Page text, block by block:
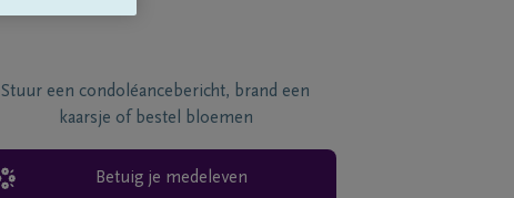
Stuur een condoléancebericht, brand een
kaarsje of bestel bloemen
Betuig je medeleven